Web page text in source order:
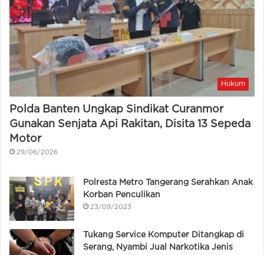
Hukum
Polda Banten Ungkap Sindikat Curanmor
Gunakan Senjata Api Rakitan, Disita 13 Sepeda
Motor
29/06/2026
Polresta Metro Tangerang Serahkan Anak
Korban Penculikan
23/09/2023
Tukang Service Komputer Ditangkap di
Serang, Nyambi Jual Narkotika Jenis